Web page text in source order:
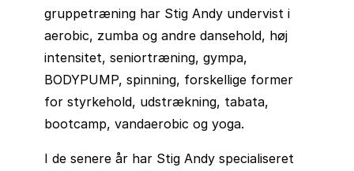
gruppetræning har Stig Andy undervist i
aerobic, zumba og andre dansehold, høj
intensitet, seniortræning, gympa,
BODYPUMP, spinning, forskellige former
for styrkehold, udstrækning, tabata,
bootcamp, vandaerobic og yoga.
I de senere år har Stig Andy specialiseret